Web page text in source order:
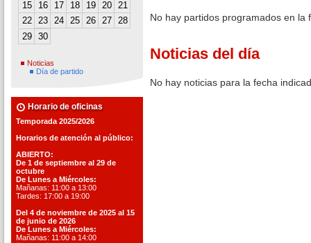
15
16 17 18 19 20 21
22 23 24 25 26 27 28
29 30
Noticias
Día de partido
Horario de oficinas
Temporada 2025/2026
Horarios de atención al público:
ABIERTO:
De 1 de septiembre al 29 de
octubre
De Lunes a Miércoles:
Mañanas: 11:00 a 13:00
Tardes: 17:00 a 19:00
Del 4 de noviembre de 2025 al 15
de junio de 2026
De Lunes a Miércoles:
Mañanas: 11:00 a 14:00
No hay partidos programados en la
Noticias del día
No hay noticias para la fecha